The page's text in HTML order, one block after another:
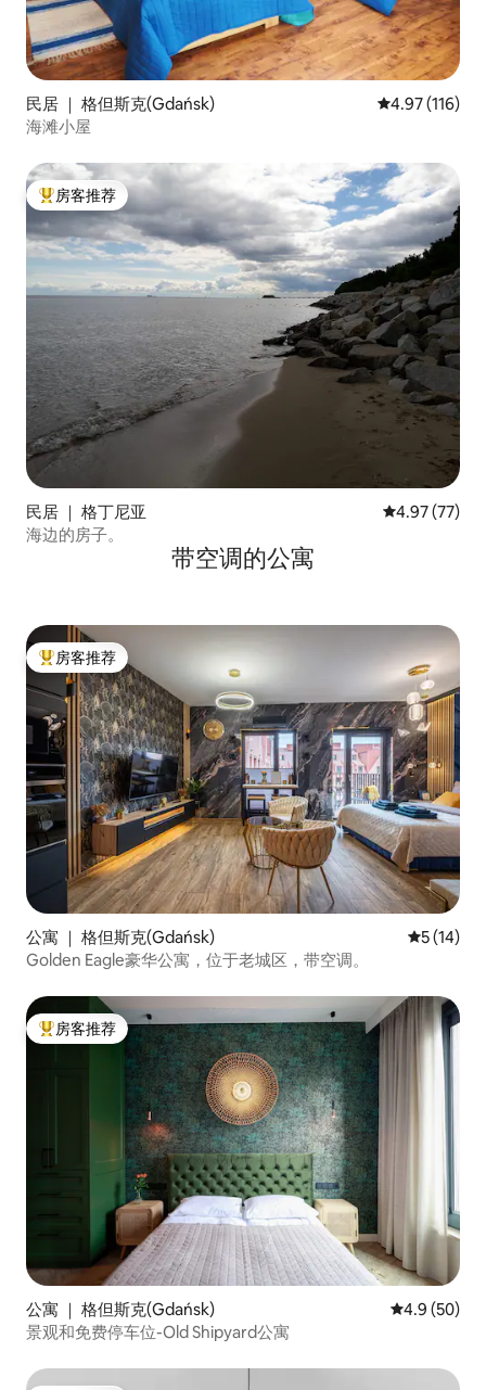
民居 ｜ 格但斯克(Gdańsk) 平均评分 4.97
4.97 (116)
海滩小屋
热门「房客推荐」
房客推荐
民居 ｜ 格丁尼亚 平均评分
4.97 (77)
海边的房子。
带空调的公寓
热门「房客推荐」
房客推荐
公寓 ｜ 格但斯克(Gdańsk) 平均评分
5 (14)
Golden Eagle豪华公寓，位于老城区，带空调。
热门「房客推荐」
房客推荐
公寓 ｜ 格但斯克(Gdańsk) 平均评分
4.9 (50)
景观和免费停车位-Old Shipyard公寓